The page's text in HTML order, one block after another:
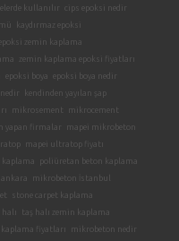
kullanılır
cips epoksi nedir
kaydırmaz epoksi
zemin kaplama
zemin kaplama epoksi fiyatları
epoksi boya epoksi boya nedir
kendinden yayılan şap
mikrosement
mikrocement
yapan firmalar
mapei mikrobeton
mapei ultratop fiyatı
poliüretan beton kaplama
mikrobeton İstanbul
stone carpet kaplama
taş halı zemin kaplama
kaplama fiyatları
mikrobeton nedir